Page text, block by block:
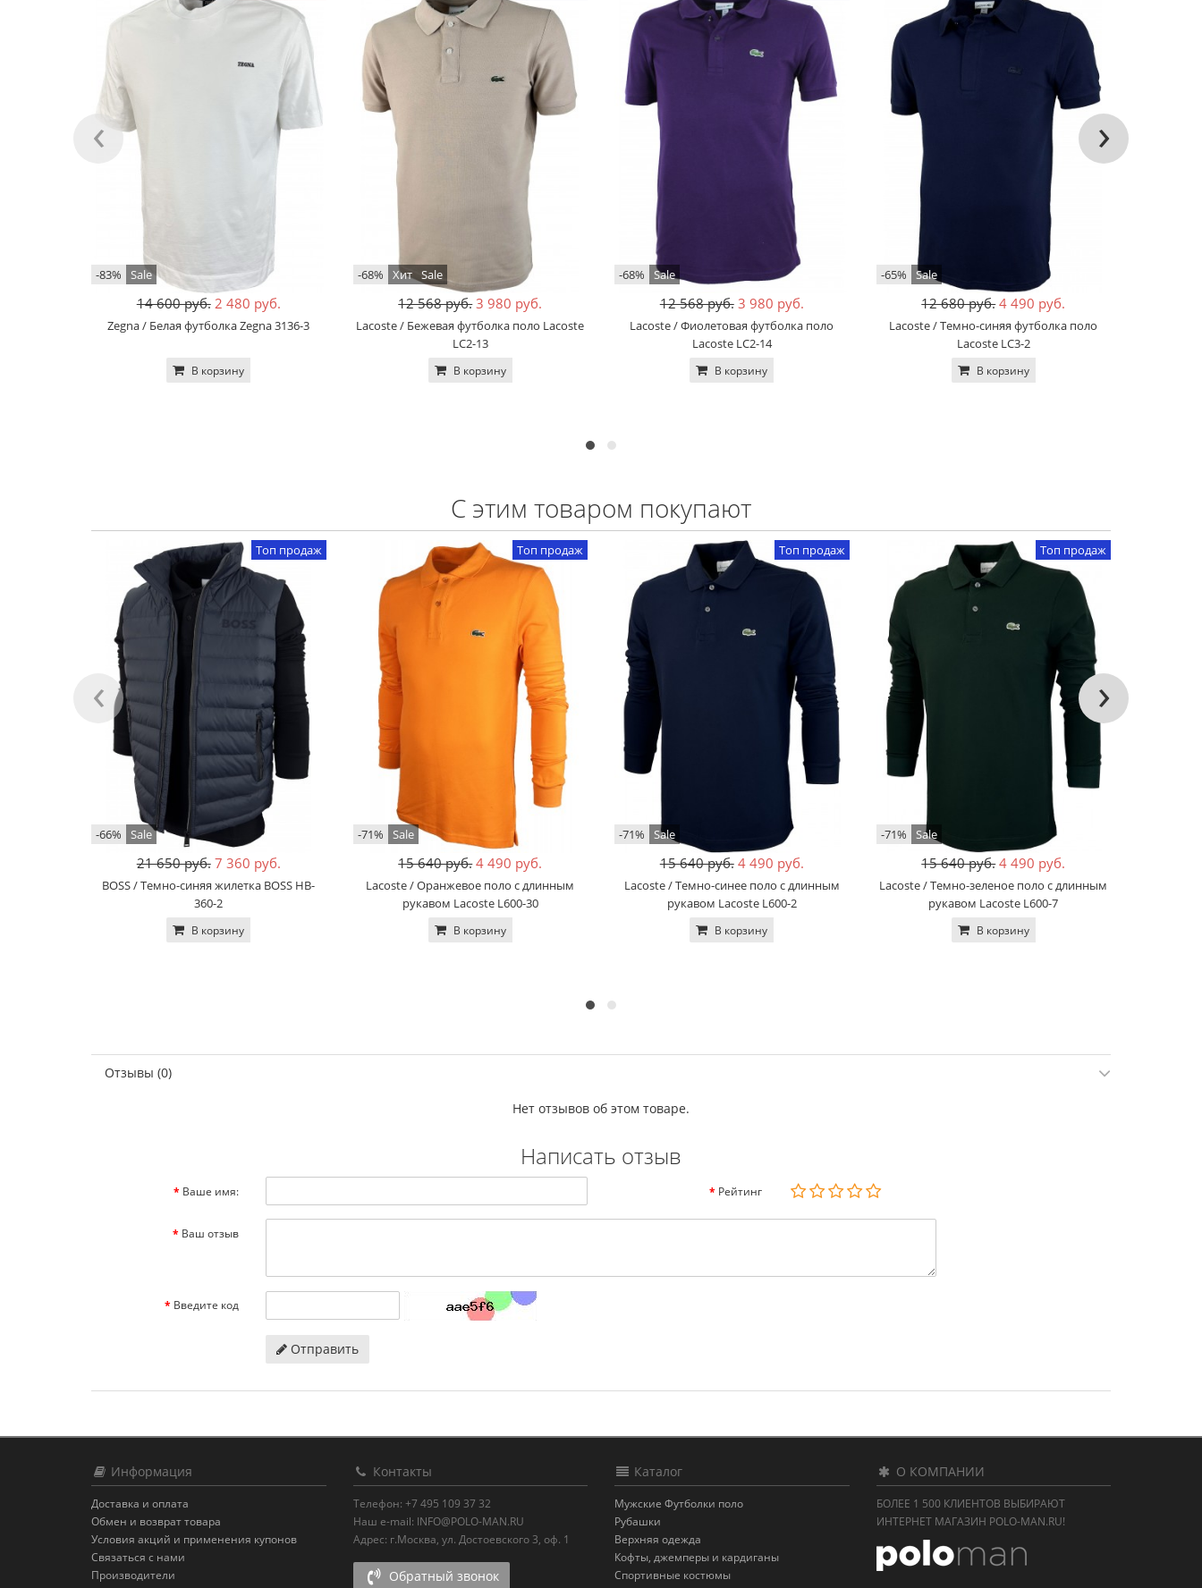
-83% Sale
14 600 руб. 2 480 руб.
Zegna / Белая футболка Zegna 3136-3
В корзину
-68% Хит Sale
12 568 руб. 3 980 руб.
Lacoste / Бежевая футболка поло Lacoste
LC2-13
В корзину
-68% Sale
12 568 руб. 3 980 руб.
Lacoste / Фиолетовая футболка поло
Lacoste LC2-14
В корзину
-65% Sale
12 680 руб. 4 490 руб.
Lacoste / Темно-синяя футболка поло
Lacoste LC3-2
В корзину
‹ ›
С этим товаром покупают
Топ продаж
-66% Sale
21 650 руб. 7 360 руб.
BOSS / Темно-синяя жилетка BOSS HB-
360-2
В корзину
Топ продаж
-71% Sale
15 640 руб. 4 490 руб.
Lacoste / Оранжевое поло с длинным
рукавом Lacoste L600-30
В корзину
Топ продаж
-71% Sale
15 640 руб. 4 490 руб.
Lacoste / Темно-синее поло с длинным
рукавом Lacoste L600-2
В корзину
Топ продаж
-71% Sale
15 640 руб. 4 490 руб.
Lacoste / Темно-зеленое поло с длинным
рукавом Lacoste L600-7
В корзину
‹ ›
Отзывы (0)
Нет отзывов об этом товаре.
Написать отзыв
Ваше имя: Рейтинг
Ваш отзыв
Введите код
Отправить
Информация
Доставка и оплата
Обмен и возврат товара
Условия акций и применения купонов
Связаться с нами
Производители
Контакты
Телефон: +7 495 109 37 32
Наш e-mail: INFO@POLO-MAN.RU
Адрес: г.Москва, ул. Достоевского 3, оф. 1
Обратный звонок
Каталог
Мужские Футболки поло
Рубашки
Верхняя одежда
Кофты, джемперы и кардиганы
Спортивные костюмы
О КОМПАНИИ
БОЛЕЕ 1 500 КЛИЕНТОВ ВЫБИРАЮТ
ИНТЕРНЕТ МАГАЗИН POLO-MAN.RU!